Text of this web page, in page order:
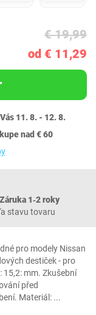
€ 19,99
od € 11,29
11. 8. - 12. 8.
nad € 60
Záruka 1‐2 roky
stavu tovaru
pro modely Nissan
destiček - pro
15,2: mm. Zkušební
před
Materiál: ...